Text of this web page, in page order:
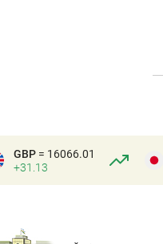
GBP = 16066.01
+31.13